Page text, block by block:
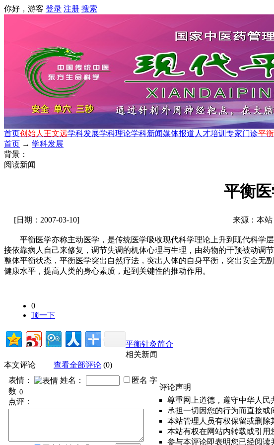
你好，游客 登录 注册 搜索
首页创始人王文远学科发展学科理论学科新闻媒体报道 人才培训 专家门诊平
首页 → 学科发展
背景：
阅读新闻
平衡
[日期：2007-03-10] 来源：本站
平衡医学亦称主动医学，是传统医学吸收现代科学理论上升到现代科学
接依靠病人自己来修复，调节失调的机体心理与生理，由药物的干预被动调
整体平衡状态，平衡医学突出自然疗法，突出人体的自身平衡，突出安全无
健康水平，提高人类的身心素质，起到关键性的推动作用。
0
顶一下
平衡针灸简介
相关新闻
本文评论
查看全部评论 (0)
表情：
姓名： 匿名 字
数
点评：
评论声明
尊重网上道德，遵守中华人
承担一切因您的行为而直接
本站管理人员有权保留或删除
本站有权在网站内转载或引用
参与本评论即表明您已经阅读